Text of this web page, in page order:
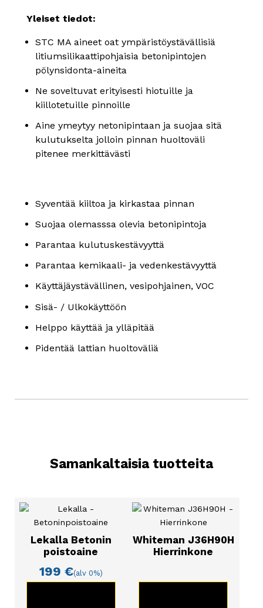
Yleiset tiedot:
STC MA aineet oat ympäristöystävällisiä
litiumsilikaattipohjaisia betonipintojen
pölynsidonta-aineita
Ne soveltuvat erityisesti hiotuille ja
kiillotetuille pinnoille
Aine ymeytyy netonipintaan ja suojaa sitä
kulutukselta jolloin pinnan huoltoväli
pitenee merkittävästi
Syventää kiiltoa ja kirkastaa pinnan
Suojaa olemasssa olevia betonipintoja
Parantaa kulutuskestävyyttä
Parantaa kemikaali- ja vedenkestävyyttä
Käyttäjäystävällinen, vesipohjainen, VOC
Sisä- / Ulkokäyttöön
Helppo käyttää ja ylläpitää
Pidentää lattian huoltoväliä
Samankaltaisia tuotteita
Lekalla Betonin
poistoaine
199 €(alv 0%)
Whiteman J36H90H
Hierrinkone